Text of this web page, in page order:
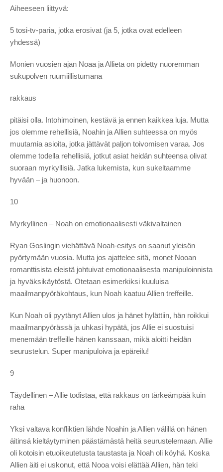
Aiheeseen liittyvä:
5 tosi-tv-paria, jotka erosivat (ja 5, jotka ovat edelleen
yhdessä)
Monien vuosien ajan Noaa ja Allieta on pidetty nuoremman
sukupolven ruumiillistumana
rakkaus
pitäisi olla. Intohimoinen, kestävä ja ennen kaikkea luja. Mutta
jos olemme rehellisiä, Noahin ja Allien suhteessa on myös
muutamia asioita, jotka jättävät paljon toivomisen varaa. Jos
olemme todella rehellisiä, jotkut asiat heidän suhteensa olivat
suoraan myrkyllisiä. Jatka lukemista, kun sukeltaamme
hyvään – ja huonoon.
10
Myrkyllinen – Noah on emotionaalisesti väkivaltainen
Ryan Goslingin viehättävä Noah-esitys on saanut yleisön
pyörtymään vuosia. Mutta jos ajattelee sitä, monet Nooan
romanttisista eleistä johtuivat emotionaalisesta manipuloinnista
ja hyväksikäytöstä. Otetaan esimerkiksi kuuluisa
maailmanpyöräkohtaus, kun Noah kaatuu Allien treffeille.
Kun Noah oli pyytänyt Allien ulos ja hänet hylättiin, hän roikkui
maailmanpyörässä ja uhkasi hypätä, jos Allie ei suostuisi
menemään treffeille hänen kanssaan, mikä aloitti heidän
seurustelun. Super manipuloiva ja epäreilu!
9
Täydellinen – Allie todistaa, että rakkaus on tärkeämpää kuin
raha
Yksi ​​valtava konfliktien lähde Noahin ja Allien välillä on hänen
äitinsä kieltäytyminen päästämästä heitä seurustelemaan. Allie
oli kotoisin etuoikeutetusta taustasta ja Noah oli köyhä. Koska
Allien äiti ei uskonut, että Nooa voisi elättää Allien, hän teki